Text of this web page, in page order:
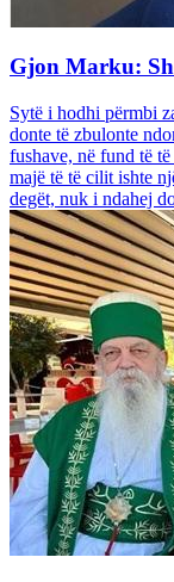
Gjon Marku:
Sytë i hodhi përmbi
donte të zbulonte
fushave, në fund të
majë të të cilit ishte
degët, nuk i ndahej